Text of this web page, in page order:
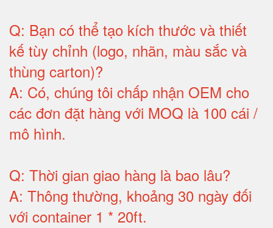
Q: Bạn có thể tạo kích thước và thiết
kế tùy chỉnh (logo, nhãn, màu sắc và
thùng carton)?
A: Có, chúng tôi chấp nhận OEM cho
các đơn đặt hàng với MOQ là 100 cái /
mô hình.
Q: Thời gian giao hàng là bao lâu?
A: Thông thường, khoảng 30 ngày đối
với container 1 * 20ft.